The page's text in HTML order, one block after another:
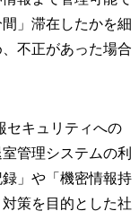
」滞在したかを細
不正があった場合
セキュリティへの
管理システムの利
」や「機密情報持
策を目的とした社